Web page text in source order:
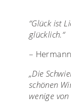
“Glück ist
glücklich.“
–
„Die
schönen
wenige